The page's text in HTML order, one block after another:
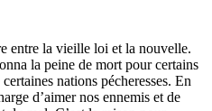
entre la vieille loi et la nouvelle.
la peine de mort pour certains
nations pécheresses. En
d’aimer nos ennemis et de